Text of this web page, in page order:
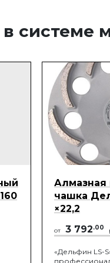
системе
чашка
×22,2
от 3 792.00
«Дельфин LS-